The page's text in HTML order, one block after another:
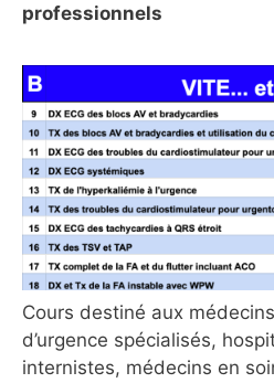
professionnels
Cours destiné aux
d’urgence spécialisés,
internistes, médecins en